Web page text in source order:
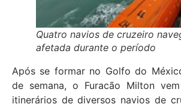
Quatro navios de cruzeiro
afetada durante o período
Após se formar no Golfo do
de semana, o Furacão Milton
itinerários de diversos navios de